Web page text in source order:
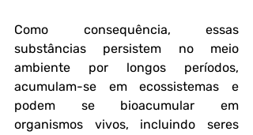
Como consequência, essas
substâncias persistem no meio
ambiente por longos períodos,
acumulam-se em ecossistemas e
podem se bioacumular em
organismos vivos, incluindo seres